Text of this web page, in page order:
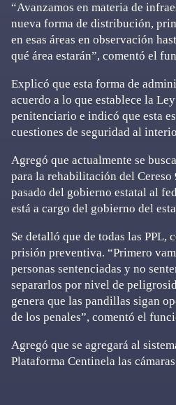
“Avanzamos en materia de
nueva forma de distribución,
en esas áreas en observación
qué área estarán”, comentó el
Explicó que esta forma de
acuerdo a lo que establece la
penitenciario e indicó que esta
cuestiones de seguridad al
Agregó que actualmente se
para la rehabilitación del Cereso
pasado del gobierno estatal al
está a cargo del gobierno del
Se detalló que de todas las PPL,
prisión preventiva. “Primero
personas sentenciadas y no
separarlos por nivel de
genera que las pandillas sigan
de los penales”, comentó el
Agregó que se agregará al
Plataforma Centinela las